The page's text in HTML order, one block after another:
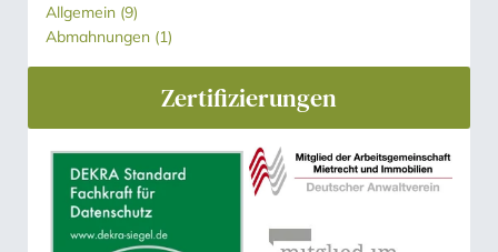
Allgemein (9)
Abmahnungen (1)
Zertifizierungen